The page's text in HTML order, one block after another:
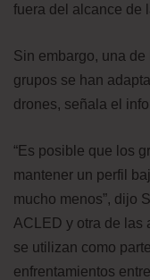
fuera del alcance de
Sin embargo, una
grupos se han
drones, señala el
“Es posible que los
mantener un perfil
mucho menos”, dijo
ACLED y otra de las
se utilizan como
enfrentamientos